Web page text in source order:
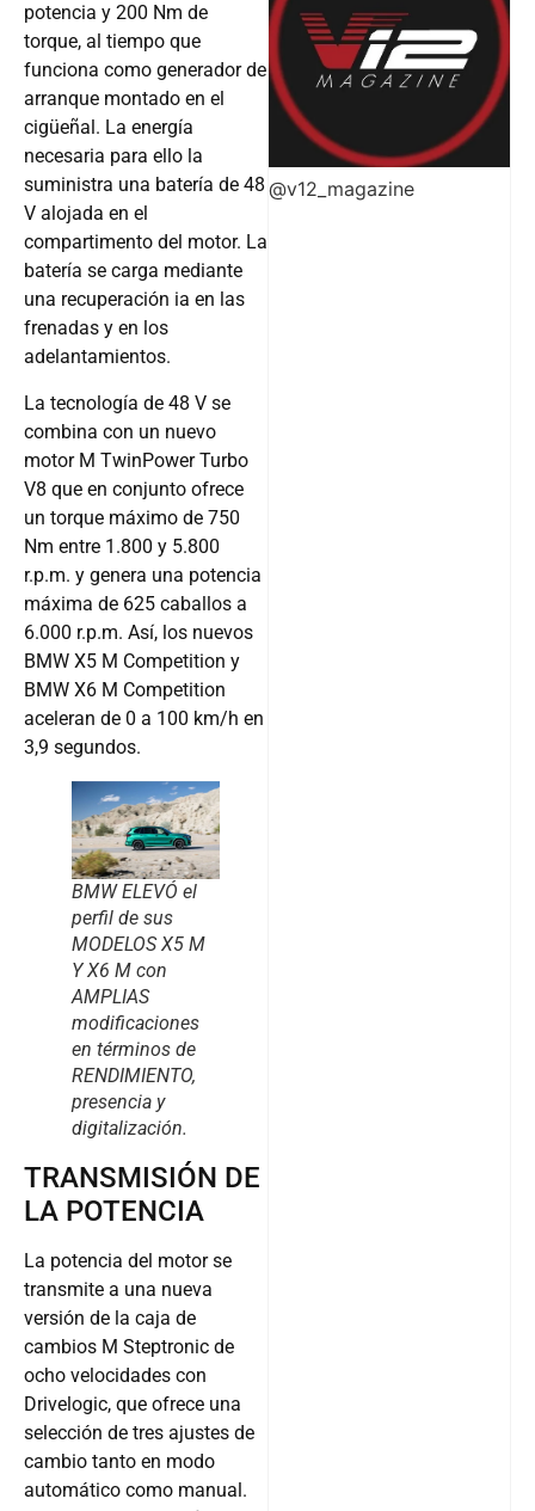
potencia y 200 Nm de
torque, al tiempo que
funciona como generador de
arranque montado en el
cigüeñal. La energía
necesaria para ello la
suministra una batería de 48
V alojada en el
compartimento del motor. La
batería se carga mediante
una recuperación ia en las
frenadas y en los
adelantamientos.
La tecnología de 48 V se
combina con un nuevo
motor M TwinPower Turbo
V8 que en conjunto ofrece
un torque máximo de 750
Nm entre 1.800 y 5.800
r.p.m. y genera una potencia
máxima de 625 caballos a
6.000 r.p.m. Así, los nuevos
BMW X5 M Competition y
BMW X6 M Competition
aceleran de 0 a 100 km/h en
3,9 segundos.
BMW ELEVÓ el
perfil de sus
MODELOS X5 M
Y X6 M con
AMPLIAS
modificaciones
en términos de
RENDIMIENTO,
presencia y
digitalización.
TRANSMISIÓN DE
LA POTENCIA
La potencia del motor se
transmite a una nueva
versión de la caja de
cambios M Steptronic de
ocho velocidades con
Drivelogic, que ofrece una
selección de tres ajustes de
cambio tanto en modo
automático como manual.
@v12_magazine